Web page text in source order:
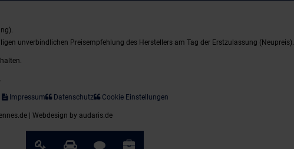
unverbindlichen Preisempfehlung des Herstellers am Tag der Erstzulassung (Neupreis).
Impressum Datenschutz Cookie Einstellungen
| Webdesign by audaris.de